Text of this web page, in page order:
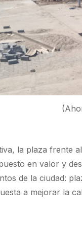
la plaza frente
en valor y
de la ciudad:
a mejorar la